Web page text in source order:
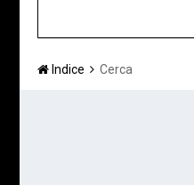
Indice Cerca